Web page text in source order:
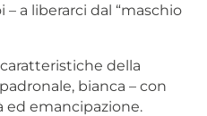
a liberarci dal “maschio
della
bianca – con
ed emancipazione.